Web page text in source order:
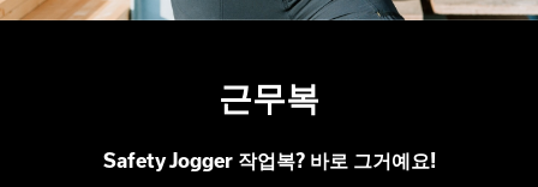
근무복
Safety Jogger 작업복? 바로 그거예요!